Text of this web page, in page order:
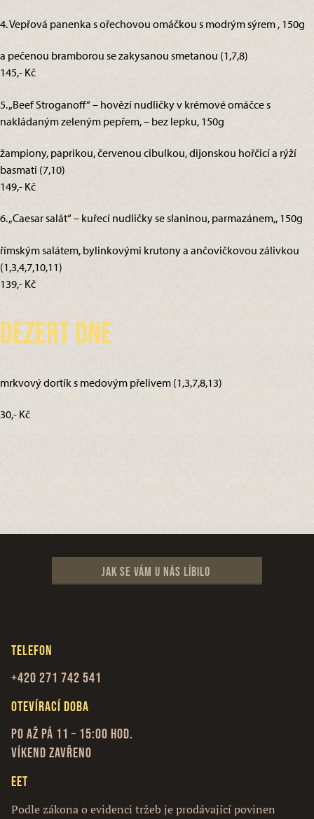
4. Vepřová panenka s ořechovou omáčkou s modrým sýrem , 150g
a pečenou bramborou se zakysanou smetanou (1,7,8)
145,- Kč
5. „Beef Stroganoff“ – hovězí nudličky v krémové omáčce s
nakládaným zeleným pepřem, – bez lepku, 150g
žampiony, paprikou, červenou cibulkou, dijonskou hořčicí a rýží
basmati (7,10)
149,- Kč
6. „Caesar salát“ – kuřecí nudličky se slaninou, parmazánem,, 150g
římským salátem, bylinkovými krutony a ančovičkovou zálivkou
(1,3,4,7,10,11)
139,- Kč
Dezert dne
mrkvový dortík s medovým přelivem (1,3,7,8,13)
30,- Kč
Jak se vám u nás líbilo
Telefon
+420 271 742 541
Otevírací doba
Po až Pá 11 – 15:00 hod.
Víkend zavřeno
EET
Podle zákona o evidenci tržeb je prodávající povinen